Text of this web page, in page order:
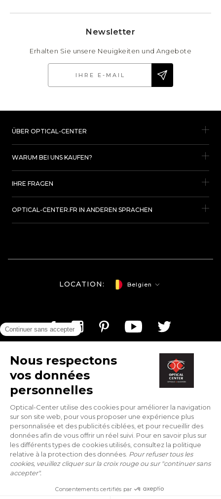
Newsletter
Erhalten Sie unsere Neuigkeiten und Angebote
ÜBER OPTICAL-CENTER
WARUM BEI UNS KAUFEN?
IHRE FRAGEN
OPTICAL-CENTER.FR IN ANDEREN SPRACHEN
LOCATION: Belgien
Optical-center.be/de © Copyright 2026
By:Tobeweb- Concept & Design:Balink